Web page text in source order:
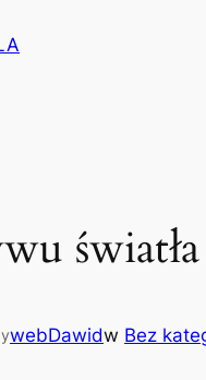
webDawidw Bez